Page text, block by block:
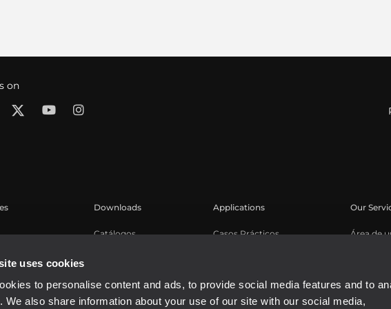
uses cookies
to personalise content and ads, to provide social media features and to
We also share information about your use of our site with our social media,
on
fijas
Downloads
Catálogos
Applications
Casos Prácticos
Our
Área de